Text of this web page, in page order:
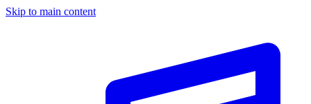
Skip to main content